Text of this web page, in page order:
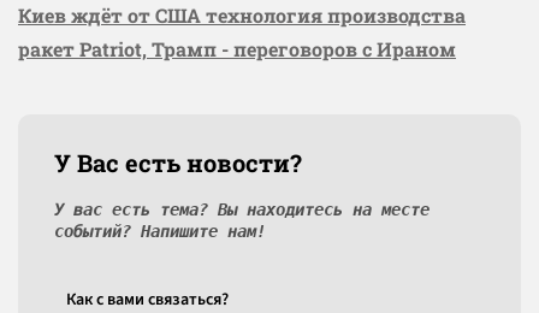
Киев ждёт от США технология производства
ракет Patriot, Трамп - переговоров с Ираном
У Вас есть новости?
У вас есть тема? Вы находитесь на месте
событий? Напишите нам!
Как c вами связаться?